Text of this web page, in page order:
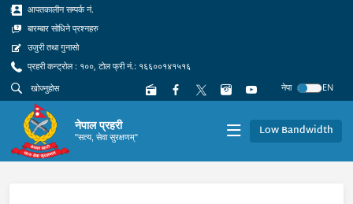
आपतकालीन सम्पर्क नं.
बारम्बार सोधिने प्रश्नहरु
उजुरी तथा गुनासो
प्रहरी कन्ट्रोल : १००, टोल फ्री नं.: १६६००१४१५१६
नेपा
EN
नेपाल प्रहरी
"सत्य, सेवा सुरक्षणम्" Low Bandwidth